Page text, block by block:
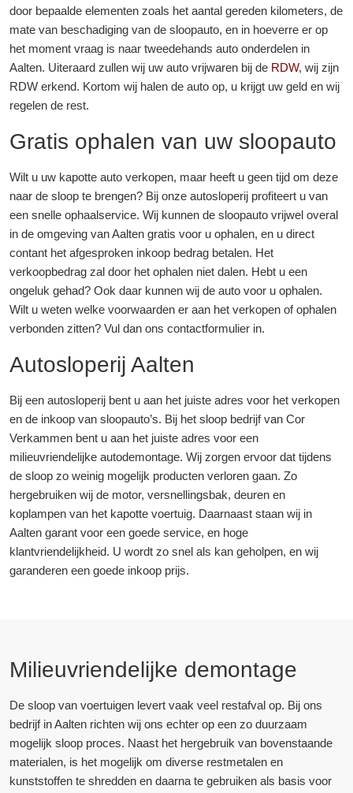
door bepaalde elementen zoals het aantal gereden kilometers, de
mate van beschadiging van de sloopauto, en in hoeverre er op
het moment vraag is naar tweedehands auto onderdelen in
Aalten. Uiteraard zullen wij uw auto vrijwaren bij de RDW, wij zijn
RDW erkend. Kortom wij halen de auto op, u krijgt uw geld en wij
regelen de rest.
Gratis ophalen van uw sloopauto
Wilt u uw kapotte auto verkopen, maar heeft u geen tijd om deze
naar de sloop te brengen? Bij onze autosloperij profiteert u van
een snelle ophaalservice. Wij kunnen de sloopauto vrijwel overal
in de omgeving van Aalten gratis voor u ophalen, en u direct
contant het afgesproken inkoop bedrag betalen. Het
verkoopbedrag zal door het ophalen niet dalen. Hebt u een
ongeluk gehad? Ook daar kunnen wij de auto voor u ophalen.
Wilt u weten welke voorwaarden er aan het verkopen of ophalen
verbonden zitten? Vul dan ons contactformulier in.
Autosloperij Aalten
Bij een autosloperij bent u aan het juiste adres voor het verkopen
en de inkoop van sloopauto’s. Bij het sloop bedrijf van Cor
Verkammen bent u aan het juiste adres voor een
milieuvriendelijke autodemontage. Wij zorgen ervoor dat tijdens
de sloop zo weinig mogelijk producten verloren gaan. Zo
hergebruiken wij de motor, versnellingsbak, deuren en
koplampen van het kapotte voertuig. Daarnaast staan wij in
Aalten garant voor een goede service, en hoge
klantvriendelijkheid. U wordt zo snel als kan geholpen, en wij
garanderen een goede inkoop prijs.
Milieuvriendelijke demontage
De sloop van voertuigen levert vaak veel restafval op. Bij ons
bedrijf in Aalten richten wij ons echter op een zo duurzaam
mogelijk sloop proces. Naast het hergebruik van bovenstaande
materialen, is het mogelijk om diverse restmetalen en
kunststoffen te shredden en daarna te gebruiken als basis voor